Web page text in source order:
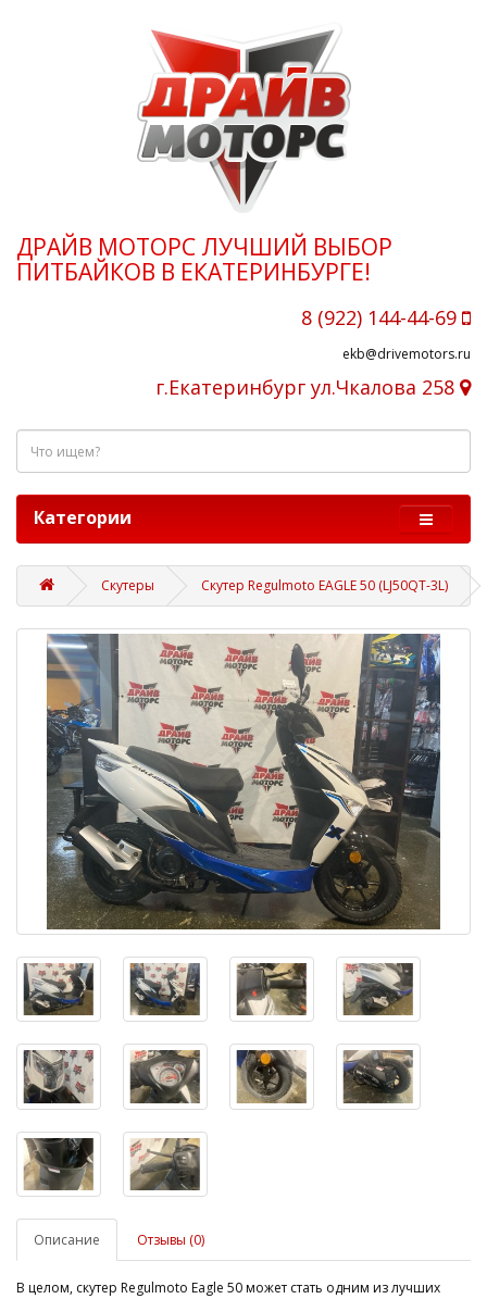
ДРАЙВ МОТОРС ЛУЧШИЙ ВЫБОР
ПИТБАЙКОВ В ЕКАТЕРИНБУРГЕ!
8 (922) 144-44-69
ekb@drivemotors.ru
г.Екатеринбург ул.Чкалова 258
Категории
Скутеры Скутер Regulmoto EAGLE 50 (LJ50QT-3L)
Описание Отзывы (0)
В целом, скутер Regulmoto Eagle 50 может стать одним из лучших